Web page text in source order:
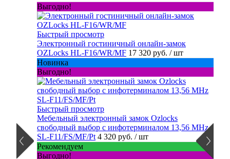
Выгодно!
Быстрый просмотр
Электронный гостиничный онлайн-замок
OZLocks HL-F16/WR/MF 17 320 руб. / шт
Новинка
Выгодно!
Быстрый просмотр
Мебельный электронный замок Ozlocks
свободный выбор с инфотерминалом 13,56 MHz
SL-F11/FS/MF/Pt 4 320 руб. / шт
Рекомендуем
Выгодно!